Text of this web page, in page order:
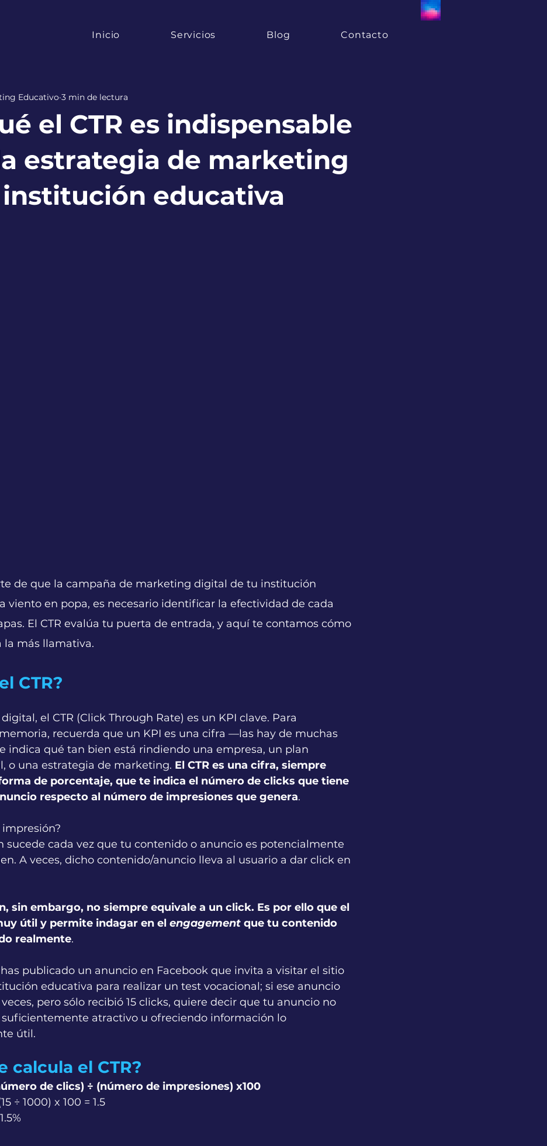
Inicio Servicios Blog Contacto
el CTR es indispensable
estrategia de marketing
educativa
Educativo 3 min de lectura
de que la campaña de marketing digital de tu institución
viento en popa, es necesario identificar la efectividad de cada
El CTR evalúa tu puerta de entrada, y aquí te contamos cómo
la más llamativa.
CTR?
el CTR (Click Through Rate) es un KPI clave. Para
recuerda que un KPI es una cifra —las hay de muchas
indica qué tan bien está rindiendo una empresa, un plan
o una estrategia de marketing. El CTR es una cifra, siempre
de porcentaje, que te indica el número de clicks que tiene
respecto al número de impresiones que genera.
impresión?
sucede cada vez que tu contenido o anuncio es potencialmente
A veces, dicho contenido/anuncio lleva al usuario a dar click en
sin embargo, no siempre equivale a un click. Es por ello que el
útil y permite indagar en el engagement que tu contenido
realmente.
publicado un anuncio en Facebook que invita a visitar el sitio
educativa para realizar un test vocacional; si ese anuncio
pero sólo recibió 15 clicks, quiere decir que tu anuncio no
suficientemente atractivo u ofreciendo información lo
útil.
calcula el CTR?
de clics) ÷ (número de impresiones) x100
÷ 1000) x 100 = 1.5